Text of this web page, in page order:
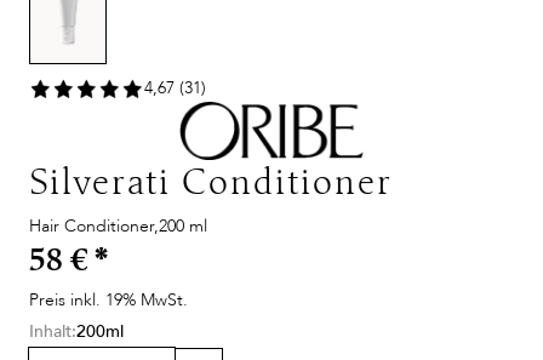
4,67 (31)
Silverati Conditioner
Hair Conditioner,200 ml
58 € *
Preis inkl. 19% MwSt.
Inhalt:200ml